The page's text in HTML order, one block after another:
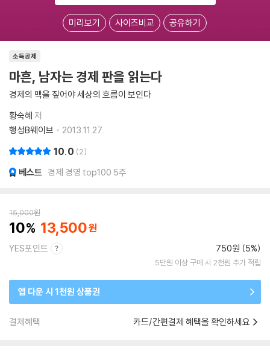
미리보기 사이즈비교 공유하기
소득공제
마흔, 남자는 경제 판을 읽는다
경제의 맥을 짚어야 세상의 흐름이 보인다
황숙혜 저
행성B웨이브
2013.11.27.
10.0 2
베스트 경제 경영 top100 5주
15,000원
10 13,500
YES포인트 750원 (5%)
5만원 이상 구매 시 2천원 추가 적립
앱 다운 시 1천원 상품권
결제혜택 카드/간편결제 혜택을 확인하세요